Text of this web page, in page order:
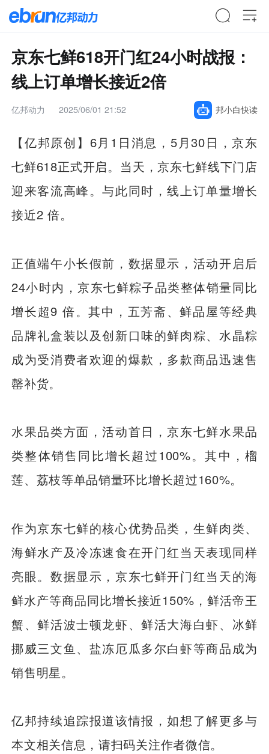
京东七鲜618开门红24小时战报：
线上订单增长接近2倍
亿邦动力 2025/06/01 21:52 邦小白快读
【亿邦原创】6月1日消息，5月30日，京东
七鲜618正式开启。当天，京东七鲜线下门店
迎来客流高峰。与此同时，线上订单量增长
接近2 倍。
正值端午小长假前，数据显示，活动开启后
24小时内，京东七鲜粽子品类整体销量同比
增长超9 倍。其中，五芳斋、鲜品屋等经典
品牌礼盒装以及创新口味的鲜肉粽、水晶粽
成为受消费者欢迎的爆款，多款商品迅速售
罄补货。
水果品类方面，活动首日，京东七鲜水果品
类整体销售同比增长超过100%。其中，榴
莲、荔枝等单品销量环比增长超过160%。
作为京东七鲜的核心优势品类，生鲜肉类、
海鲜水产及冷冻速食在开门红当天表现同样
亮眼。数据显示，京东七鲜开门红当天的海
鲜水产等商品同比增长接近150%，鲜活帝王
蟹、鲜活波士顿龙虾、鲜活大海白虾、冰鲜
挪威三文鱼、盐冻厄瓜多尔白虾等商品成为
销售明星。
亿邦持续追踪报道该情报，如想了解更多与
本文相关信息，请扫码关注作者微信。